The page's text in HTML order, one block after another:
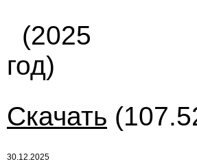
(2025
год)
Скачать
30.12.2025